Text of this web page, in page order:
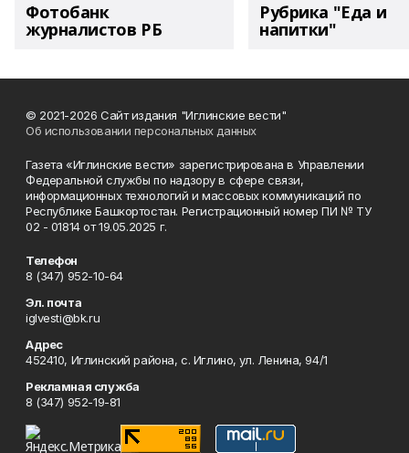
Фотобанк
журналистов РБ
Рубрика "Еда и
напитки"
© 2021-2026 Сайт издания "Иглинские вести"
Об использовании персональных данных
Газета «Иглинские вести» зарегистрирована в Управлении
Федеральной службы по надзору в сфере связи,
информационных технологий и массовых коммуникаций по
Республике Башкортостан. Регистрационный номер ПИ № ТУ
02 - 01814 от 19.05.2025 г.
Телефон
8 (347) 952-10-64
Эл. почта
iglvesti@bk.ru
Адрес
452410, Иглинский района, с. Иглино, ул. Ленина, 94/1
Рекламная служба
8 (347) 952-19-81